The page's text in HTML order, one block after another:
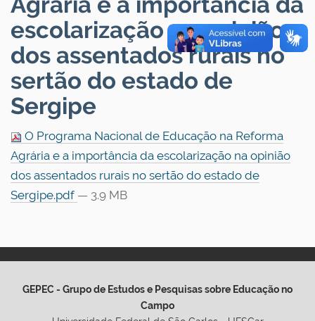
escolarização na opinião
dos assentados rurais no
sertão do estado de
Sergipe
O Programa Nacional de Educação na Reforma
Agrária e a importância da escolarização na opinião
dos assentados rurais no sertão do estado de
Sergipe.pdf — 3.9 MB
GEPEC - Grupo de Estudos e Pesquisas sobre Educação no
Campo